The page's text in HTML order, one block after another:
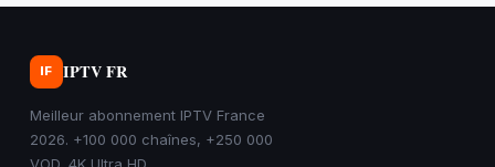
IF IPTV FR
Meilleur abonnement IPTV France
2026. +100 000 chaînes, +250 000